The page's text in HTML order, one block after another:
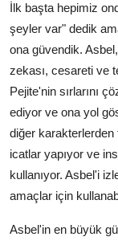
İlk başta hepimiz
şeyler var" dedik
ona güvendik. Asbel,
zekası, cesareti ve
Pejite'nin sırlarını
ediyor ve ona yol
diğer karakterlerden
icatlar yapıyor ve
kullanıyor. Asbel'i
amaçlar için
Asbel'in en büyük